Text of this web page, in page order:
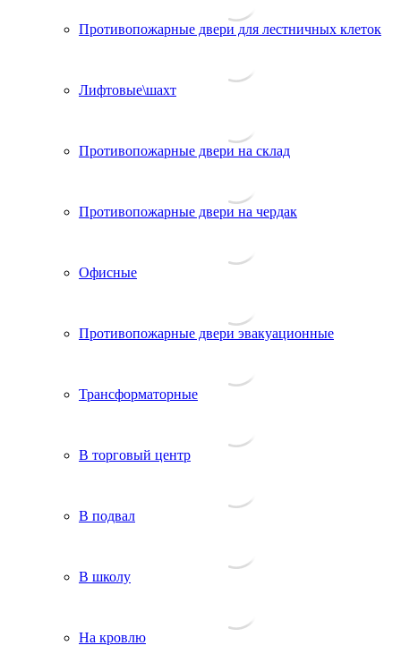
Противопожарные двери для лестничных клеток
Лифтовые\шахт
Противопожарные двери на склад
Противопожарные двери на чердак
Офисные
Противопожарные двери эвакуационные
Трансформаторные
В торговый центр
В подвал
В школу
На кровлю